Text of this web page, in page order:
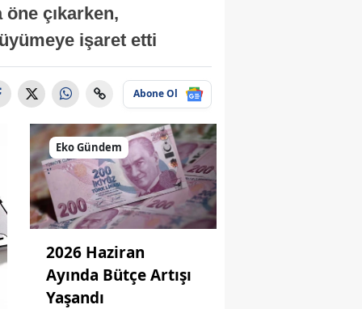
çıkarken,
işaret etti
Abone Ol
Eko Gündem
2026 Haziran
Ayında Bütçe Artışı
Yaşandı